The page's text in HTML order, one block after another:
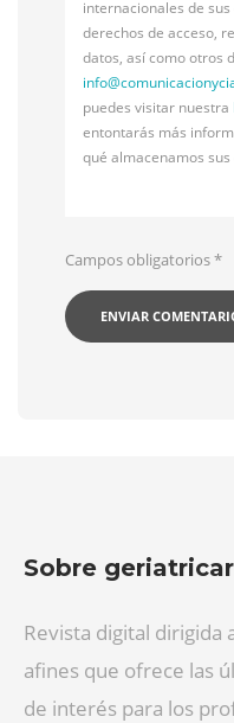
internacionales de
derechos de acceso,
datos, así como otros
info@
puedes visitar nuestra
entontarás más
qué almacenamos sus
Campos obligatorios*
Sobre
Revista digital dirigida
afines que ofrece las
de interés para los